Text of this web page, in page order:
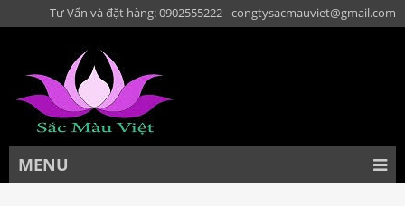
Tư Vấn và đặt hàng: 0902555222 - congtysacmauviet@gmail.com
MENU